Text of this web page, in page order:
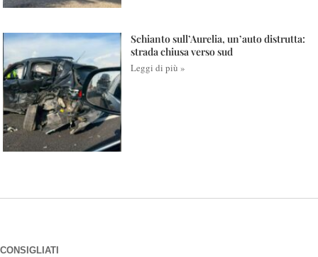
Schianto sull’Aurelia, un’auto distrutta:
strada chiusa verso sud
Leggi di più »
CONSIGLIATI